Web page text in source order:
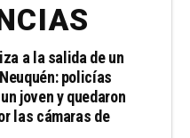
a la salida de un
policías
joven y quedaron
las cámaras de